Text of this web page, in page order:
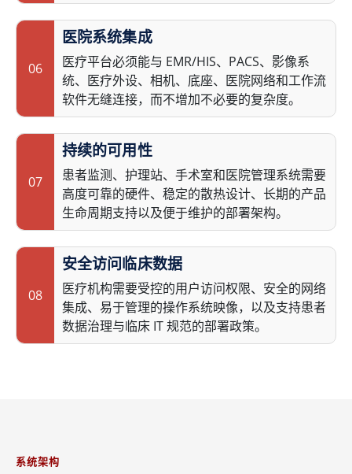
06
医院系统集成
医疗平台必须能与 EMR/HIS、PACS、影像系
统、医疗外设、相机、底座、医院网络和工作流
软件无缝连接，而不增加不必要的复杂度。
07
持续的可用性
患者监测、护理站、手术室和医院管理系统需要
高度可靠的硬件、稳定的散热设计、长期的产品
生命周期支持以及便于维护的部署架构。
08
安全访问临床数据
医疗机构需要受控的用户访问权限、安全的网络
集成、易于管理的操作系统映像，以及支持患者
数据治理与临床 IT 规范的部署政策。
系统架构